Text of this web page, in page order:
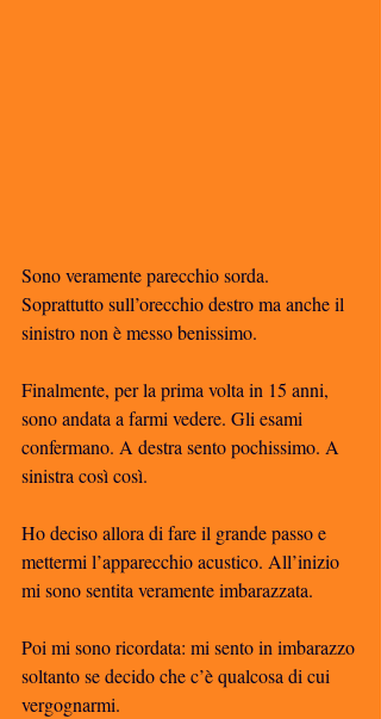
Sono veramente parecchio sorda.
Soprattutto sull’orecchio destro ma anche il
sinistro non è messo benissimo.
Finalmente, per la prima volta in 15 anni,
sono andata a farmi vedere. Gli esami
confermano. A destra sento pochissimo. A
sinistra così così.
Ho deciso allora di fare il grande passo e
mettermi l’apparecchio acustico. All’inizio
mi sono sentita veramente imbarazzata.
Poi mi sono ricordata: mi sento in imbarazzo
soltanto se decido che c’è qualcosa di cui
vergognarmi.